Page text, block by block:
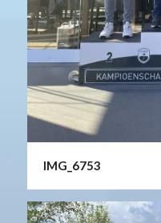
IMG_6753